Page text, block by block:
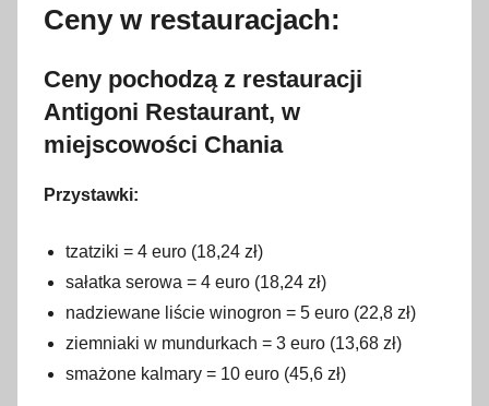
Ceny w restauracjach:
Ceny pochodzą z restauracji
Antigoni Restaurant, w
miejscowości Chania
Przystawki:
tzatziki = 4 euro (18,24 zł)
sałatka serowa = 4 euro (18,24 zł)
nadziewane liście winogron = 5 euro (22,8 zł)
ziemniaki w mundurkach = 3 euro (13,68 zł)
smażone kalmary = 10 euro (45,6 zł)